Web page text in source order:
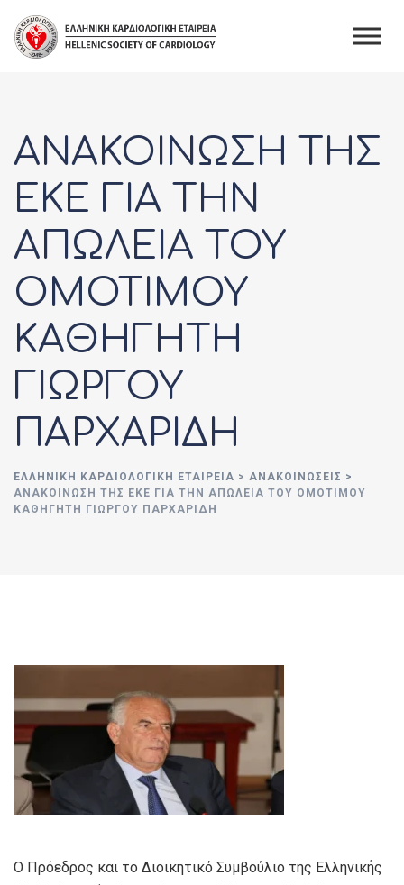
content
ΑΝΑΚΟΙΝΩΣΗ ΤΗΣ
ΕΚΕ ΓΙΑ ΤΗΝ
ΑΠΩΛΕΙΑ ΤΟΥ
ΟΜΟΤΙΜΟΥ
ΚΑΘΗΓΗΤΗ
ΓΙΩΡΓΟΥ
ΠΑΡΧΑΡΙΔΗ
ΕΛΛΗΝΙΚΉ ΚΑΡΔΙΟΛΟΓΙΚΉ ΕΤΑΙΡΕΊΑ > ΑΝΑΚΟΙΝΏΣΕΙΣ >
ΑΝΑΚΟΙΝΩΣΗ ΤΗΣ ΕΚΕ ΓΙΑ ΤΗΝ ΑΠΩΛΕΙΑ ΤΟΥ ΟΜΟΤΙΜΟΥ
ΚΑΘΗΓΗΤΗ ΓΙΩΡΓΟΥ ΠΑΡΧΑΡΙΔΗ
Ο Πρόεδρος και το Διοικητικό Συμβούλιο της Ελληνικής